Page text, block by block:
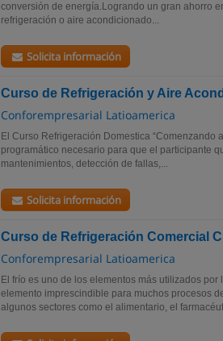
conversión de energía.Logrando un gran ahorro
refrigeración o aire acondicionado...
Solicita información
Curso de Refrigeración y Aire
Conforempresarial Latioamerica
El Curso Refrigeración Domestica “Comenzando
programático necesario para que el participante
mantenimientos, detección de fallas,...
Solicita información
Curso de Refrigeración Comercial
Conforempresarial Latioamerica
El frío es uno de los elementos más utilizados
elemento imprescindible para muchos procesos
algunos sectores como el alimentario, el